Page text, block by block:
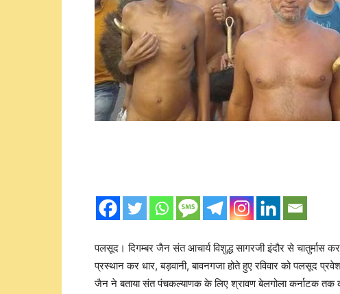
पलसूद। दिगम्बर जैन संत आचार्य विशुद्ध सागरजी इंदौर से
प्रस्थान कर धार, बड़वानी, बावनगजा होते हुए रविवार को पलसूद
जैन ने बताया संत पंचकल्याणक के लिए श्रावण बेलगोला कर्नाटक तक